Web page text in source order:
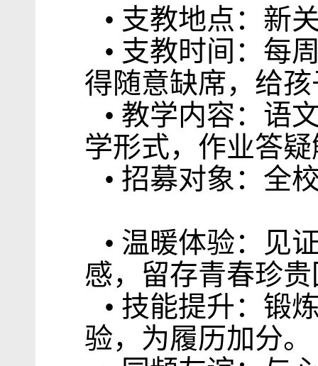
• 支教地点：新
• 支教时间：每
得随意缺席，给
• 教学内容：语
学形式，作业答
• 招募对象：全
• 温暖体验：见
感，留存青春珍
• 技能提升：锻
验，为履历加分。